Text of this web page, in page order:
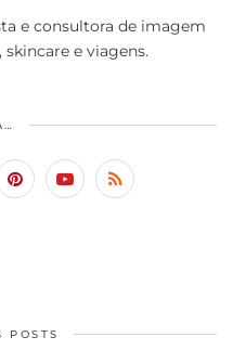
e consultora de imagem
e viagens.
POSTS